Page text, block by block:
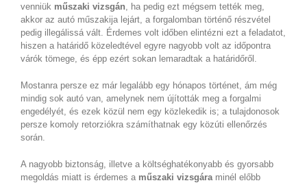
venniük műszaki vizsgán, ha pedig ezt mégsem tették meg,
akkor az autó műszakija lejárt, a forgalomban történő részvétel
pedig illegálissá vált. Érdemes volt időben elintézni ezt a feladatot,
hiszen a határidő közeledtével egyre nagyobb volt az időpontra
várók tömege, és épp ezért sokan lemaradtak a határidőről.
Mostanra persze ez már legalább egy hónapos történet, ám még
mindig sok autó van, amelynek nem újították meg a forgalmi
engedélyét, és ezek közül nem egy közlekedik is; a tulajdonosok
persze komoly retorziókra számíthatnak egy közúti ellenőrzés
során.
A nagyobb biztonság, illetve a költséghatékonyabb és gyorsabb
megoldás miatt is érdemes a műszaki vizsgáraminél előbb